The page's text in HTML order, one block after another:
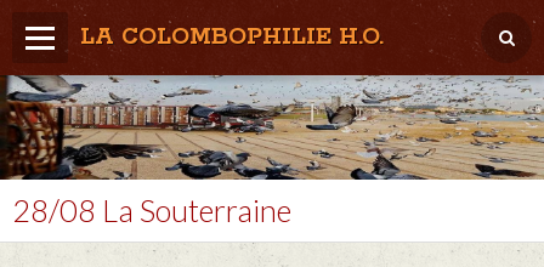
LA COLOMBOPHILIE H.O.
Home
Météo / Het weer
Lâcher / Los
Result. clubs, Provincial, (Inter)National
28/08 La Souterraine